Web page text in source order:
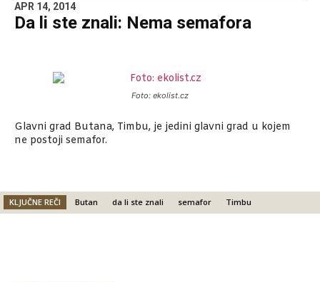
APR 14, 2014
Da li ste znali: Nema semafora
Foto: ekolist.cz
Glavni grad Butana, Timbu, je jedini glavni grad u kojem
ne postoji semafor.
KLJUČNE REČI Butan da li ste znali semafor Timbu